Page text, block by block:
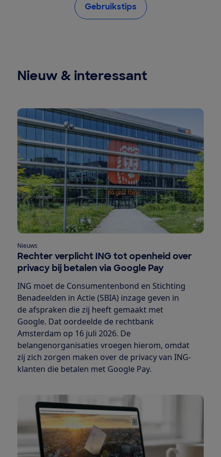
Gebruikstips
Nieuw & interessant
Nieuws
Rechter verplicht ING tot openheid over
privacy bij betalen via Google Pay
ING moet de Consumentenbond en Stichting
Benadeelden in Actie (SBIA) inzage geven in
de afspraken die zij heeft gemaakt met
Google. Dat oordeelde de rechtbank
Amsterdam op 16 juli 2026. De
belangenorganisaties vroegen hierom, omdat
zij zich zorgen maken over de privacy van ING-
klanten die betalen met Google Pay.